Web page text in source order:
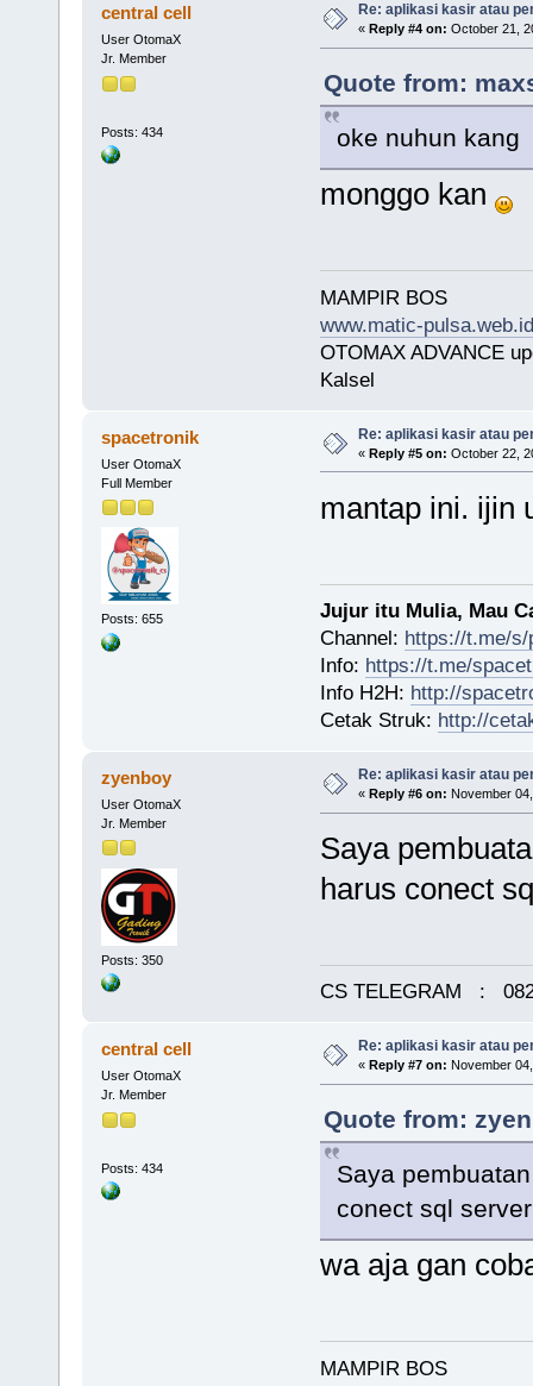
central cell
User OtomaX
Jr. Member
Posts: 434
Re: aplikasi kasir atau
« Reply #4 on: October 21,
Quote from:
oke nuhun kang
monggo kan
MAMPIR BOS
www.matic-pulsa.web.id
OTOMAX ADVANCE
Kalsel
spacetronik
User OtomaX
Full Member
Posts: 655
Re: aplikasi kasir atau
« Reply #5 on: October 22,
mantap ini. ijin
Jujur itu Mulia, Mau
Channel: https://t.me/s/
Info: https://t.me/
Info H2H: http://
Cetak Struk: http://
zyenboy
User OtomaX
Jr. Member
Posts: 350
Re: aplikasi kasir atau
« Reply #6 on: November
Saya
harus conect
CS TELEGRAM :
central cell
User OtomaX
Jr. Member
Posts: 434
Re: aplikasi kasir atau
« Reply #7 on: November
Quote from:
Saya
conect sql
wa aja gan
MAMPIR BOS